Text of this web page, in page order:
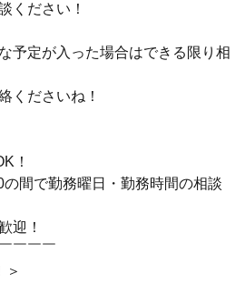
ください！
予定が入った場合はできる限り相
くださいね！
！
の間で勤務曜日・勤務時間の相談
迎！
￣￣￣
＞